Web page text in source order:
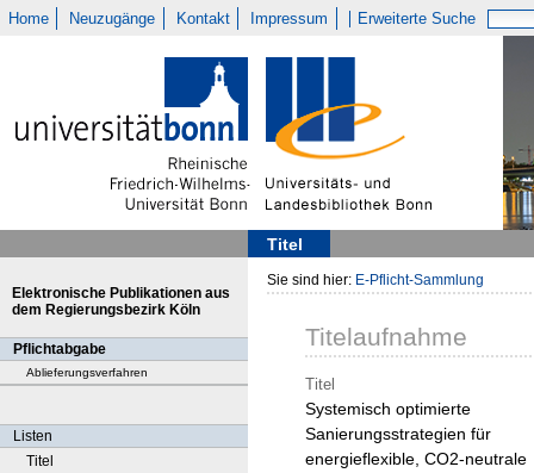
Home Neuzugänge Kontakt Impressum Erweiterte Suche
Titel
Elektronische Publikationen aus
dem Regierungsbezirk Köln
Pflichtabgabe
Ablieferungsverfahren
Listen
Titel
Sie sind hier: E-Pflicht-Sammlung
Titelaufnahme
Titel
Systemisch optimierte
Sanierungsstrategien für
energieflexible, CO2-neutrale